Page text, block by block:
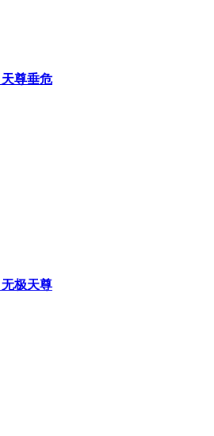
天尊垂危
无极天尊